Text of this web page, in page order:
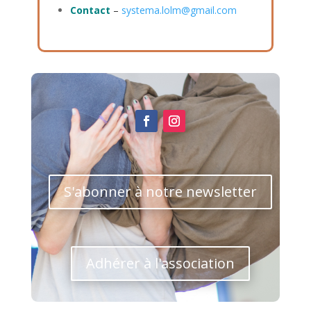
Contact – systema.lolm@gmail.com
S'abonner à notre newsletter
Adhérer à l'association